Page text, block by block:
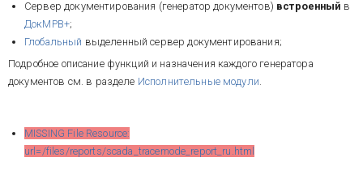
Сервер документирования (генератор документов) встроенный в
ДокМРВ+;
Глобальный выделенный сервер документирования;
Подробное описание функций и назначения каждого генератора
документов см. в разделе Исполнительные модули.
MISSING File Resource:
url=/files/reports/scada_tracemode_report_ru.html